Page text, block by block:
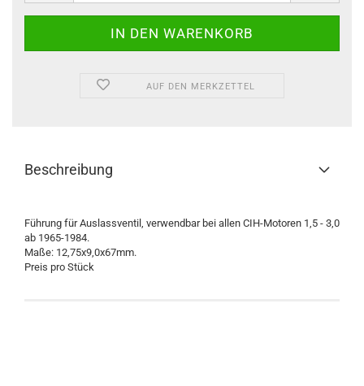
AUF DEN MERKZETTEL
Beschreibung
Führung für Auslassventil, verwendbar bei allen CIH-Motoren 1,5 - 3,0
ab 1965-1984.
Maße: 12,75x9,0x67mm.
Preis pro Stück